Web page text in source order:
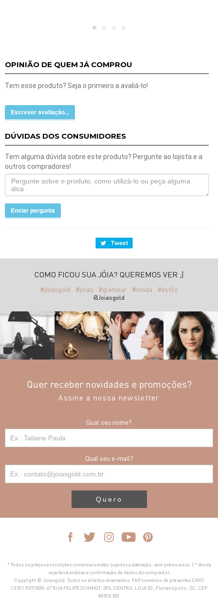
OPINIÃO DE QUEM JÁ COMPROU
Tem esse produto? Seja o primeiro a avaliá-lo!
Escrever avaliação...
DÚVIDAS DOS CONSUMIDORES
Tem alguma dúvida sobre este produto? Pergunte ao lojista e a
outros compradores!
Enviar pergunta
COMO FICOU SUA JÓIA? QUEREMOS VER ;)
#joiasgold #joias #glamour #moda #estilo
@Joiasgold
Quer receber novidades e promoções?
Assine a nossa newsletter
Qual seu nome?
Qual seu e-mail?
Quero
* Todos os preços e condições comerciais estão sujeitos a alteração, sem prévio aviso. | * Venda
sujeitas à análise e confirmação de dados do comprador.
Copyright © Joiasgold. Todos os direitos reservados. FKF comercio de presentes CNPJ
13.511.907/0001-67 RUA FELIPE SCHMIDT, 390, CENTRO, LOJA 50 , Florianópolis - SC, CEP
88010-001